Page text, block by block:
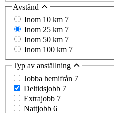
Avstånd
Inom 10 km 7
Inom 25 km 7
Inom 50 km 7
Inom 100 km 7
Typ av anställning
Jobba hemifrån 7
Deltidsjobb 7
Extrajobb 7
Nattjobb 6